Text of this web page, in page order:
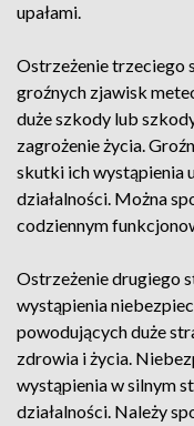
upałami.
Ostrzeżenie trzeciego
groźnych zjawisk
duże szkody lub
zagrożenie życia.
skutki ich wystąpienia
działalności. Można
codziennym
Ostrzeżenie drugiego
wystąpienia
powodujących duże
zdrowia i życia.
wystąpienia w silnym
działalności. Należy